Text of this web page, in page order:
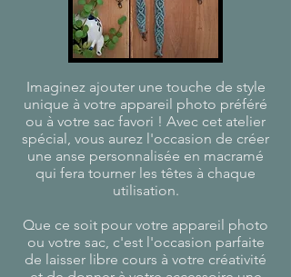
Imaginez ajouter une touche de style
unique à votre appareil photo préféré
ou à votre sac favori ! Avec cet atelier
spécial, vous aurez l'occasion de créer
une anse personnalisée en macramé
qui fera tourner les têtes à chaque
utilisation.
Que ce soit pour votre appareil photo
ou votre sac, c'est l'occasion parfaite
de laisser libre cours à votre créativité